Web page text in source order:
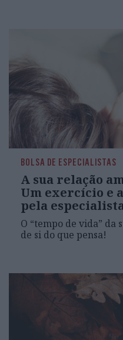
BOLSA DE ESPECIALISTAS
A sua relação
Um exercício e
pela
O “tempo de vida” da
de si do que pensa!